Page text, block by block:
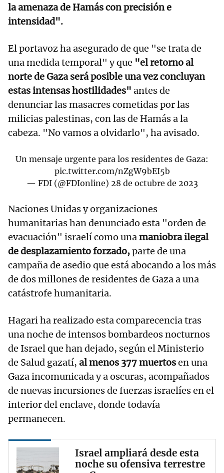
la amenaza de Hamás con precisión e
intensidad".
El portavoz ha asegurado de que "se trata de
una medida temporal" y que "el retorno al
norte de Gaza será posible una vez concluyan
estas intensas hostilidades" antes de
denunciar las masacres cometidas por las
milicias palestinas, con las de Hamás a la
cabeza. "No vamos a olvidarlo", ha avisado.
Un mensaje urgente para los residentes de Gaza:
pic.twitter.com/nZgW9bEI5b
— FDI (@FDIonline) 28 de octubre de 2023
Naciones Unidas y organizaciones
humanitarias han denunciado esta "orden de
evacuación" israelí como unamaniobra ilegal
de desplazamiento forzado,parte de una
campaña de asedio que está abocando a los más
de dos millones de residentes de Gaza a una
catástrofe humanitaria.
Hagari ha realizado esta comparecencia tras
una noche de intensos bombardeos nocturnos
de Israel que han dejado, según el Ministerio
de Salud gazatí, al menos 377 muertosen una
Gaza incomunicada y a oscuras, acompañados
de nuevas incursiones de fuerzas israelíes en el
interior del enclave, donde todavía
permanecen.
Israel ampliará desde esta
noche su ofensiva terrestre